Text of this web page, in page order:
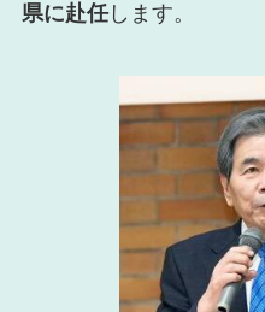
県に赴任します。